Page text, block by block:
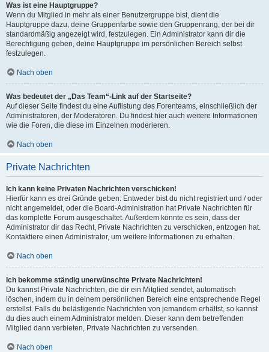
Was ist eine Hauptgruppe?
Wenn du Mitglied in mehr als einer Benutzergruppe bist, dient die
Hauptgruppe dazu, deine Gruppenfarbe sowie den Gruppenrang, der bei dir
standardmäßig angezeigt wird, festzulegen. Ein Administrator kann dir die
Berechtigung geben, deine Hauptgruppe im persönlichen Bereich selbst
festzulegen.
Nach oben
Was bedeutet der „Das Team“-Link auf der Startseite?
Auf dieser Seite findest du eine Auflistung des Forenteams, einschließlich der
Administratoren, der Moderatoren. Du findest hier auch weitere Informationen
wie die Foren, die diese im Einzelnen moderieren.
Nach oben
Private Nachrichten
Ich kann keine Privaten Nachrichten verschicken!
Hierfür kann es drei Gründe geben: Entweder bist du nicht registriert und / oder
nicht angemeldet, oder die Board-Administration hat Private Nachrichten für
das komplette Forum ausgeschaltet. Außerdem könnte es sein, dass der
Administrator dir das Recht, Private Nachrichten zu verschicken, entzogen hat.
Kontaktiere einen Administrator, um weitere Informationen zu erhalten.
Nach oben
Ich bekomme ständig unerwünschte Private Nachrichten!
Du kannst Private Nachrichten, die dir ein Mitglied sendet, automatisch
löschen, indem du in deinem persönlichen Bereich eine entsprechende Regel
erstellst. Falls du belästigende Nachrichten von jemandem erhältst, so kannst
du dies auch einem Administrator melden. Dieser kann dem betreffenden
Mitglied dann verbieten, Private Nachrichten zu versenden.
Nach oben